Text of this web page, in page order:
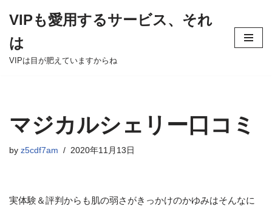
to
content
VIPも愛用するサービス、それ
は
VIPは目が肥えていますからね
マジカルシェリー口コミ
by z5cdf7am 2020年11月13日
実体験＆評判からも肌の弱さがきっかけのかゆみはそんなに